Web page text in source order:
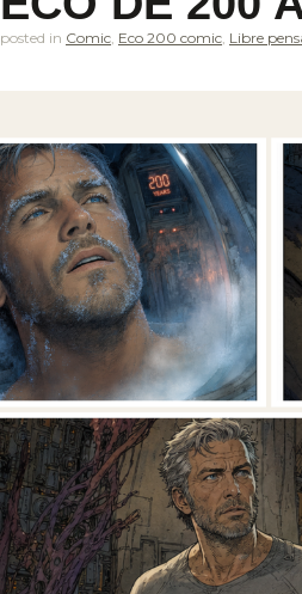
posted in Comic Eco 200 comic Libre